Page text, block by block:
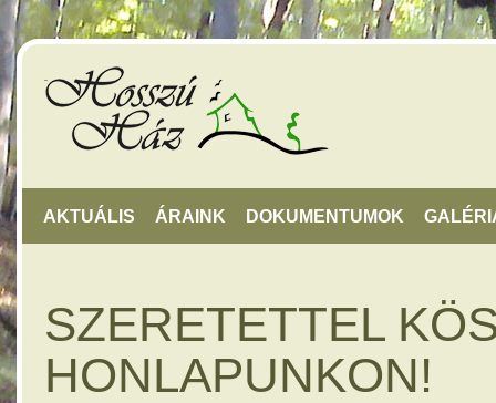
AKTUÁLIS ÁRAINK DOKUMENTUMOK
SZERETETTEL
HONLAPUNKON!